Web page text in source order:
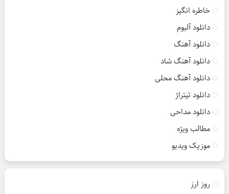
خاطره انگیز
دانلود آلبوم
دانلود آهنگ
دانلود آهنگ شاد
دانلود آهنگ محلی
دانلود تیتراژ
دانلود مداحی
مطالب ویژه
موزیک ویدیو
روز ارز